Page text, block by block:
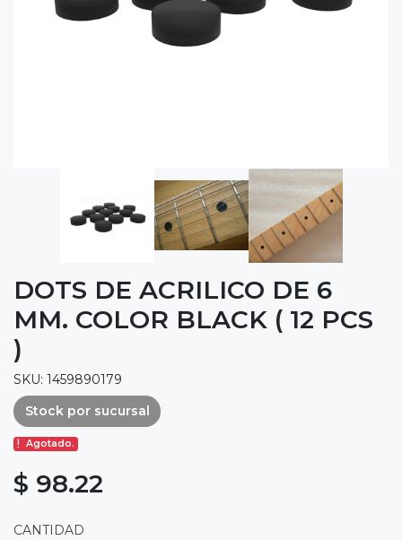
DOTS DE ACRILICO DE 6
MM. COLOR BLACK ( 12 PCS
)
SKU: 1459890179
Stock por sucursal
Agotado.
$ 98.22
CANTIDAD